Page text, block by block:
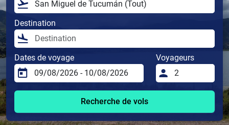
Destination
Dates de voyage Voyageurs
Recherche de vols